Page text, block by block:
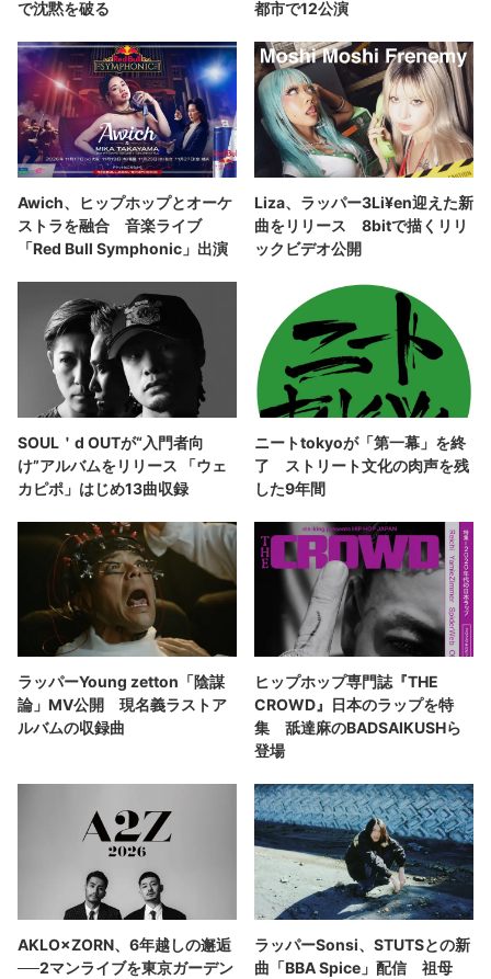
で沈黙を破る 都市で12公演
Awich、ヒップホップとオーケ
ストラを融合 音楽ライブ
「Red Bull Symphonic」出演
Liza、ラッパー3Li¥en迎えた新
曲をリリース 8bitで描くリリ
ックビデオ公開
SOUL＇d OUTが“入門者向
け”アルバムをリリース 「ウェ
カピポ」はじめ13曲収録
ニートtokyoが「第一幕」を終
了 ストリート文化の肉声を残
した9年間
ラッパーYoung zetton「陰謀
論」MV公開 現名義ラストア
ルバムの収録曲
ヒップホップ専門誌『THE
CROWD』日本のラップを特
集 舐達麻のBADSAIKUSHら
登場
AKLO×ZORN、6年越しの邂逅
──2マンライブを東京ガーデン
ラッパーSonsi、STUTSとの新
曲「BBA Spice」配信 祖母